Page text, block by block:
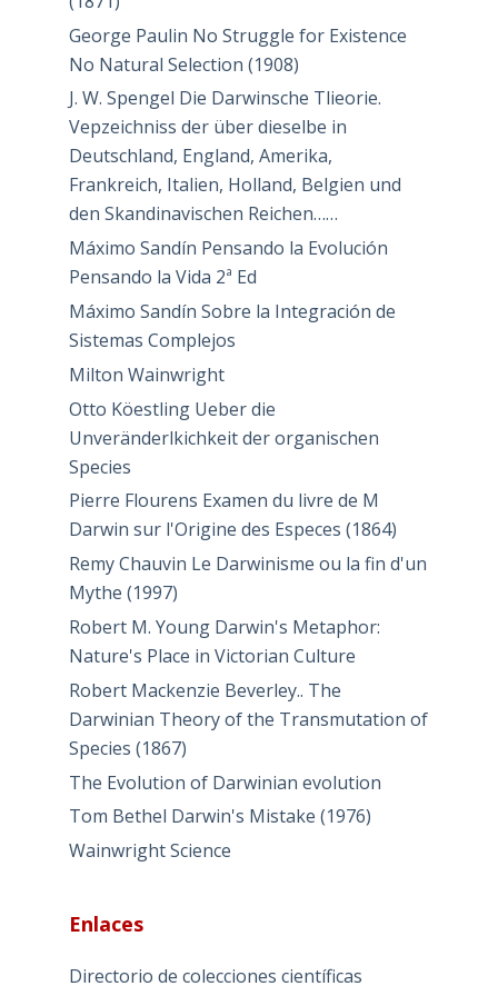
George Paulin No Struggle for Existence
No Natural Selection (1908)
J. W. Spengel Die Darwinsche Tlieorie.
Vepzeichniss der über dieselbe in
Deutschland, England, Amerika,
Frankreich, Italien, Holland, Belgien und
den Skandinavischen Reichen……
Máximo Sandín Pensando la Evolución
Pensando la Vida 2ª Ed
Máximo Sandín Sobre la Integración de
Sistemas Complejos
Milton Wainwright
Otto Köestling Ueber die
Unveränderlkichkeit der organischen
Species
Pierre Flourens Examen du livre de M
Darwin sur l'Origine des Especes (1864)
Remy Chauvin Le Darwinisme ou la fin d'un
Mythe (1997)
Robert M. Young Darwin's Metaphor:
Nature's Place in Victorian Culture
Robert Mackenzie Beverley.. The
Darwinian Theory of the Transmutation of
Species (1867)
The Evolution of Darwinian evolution
Tom Bethel Darwin's Mistake (1976)
Wainwright Science
Enlaces
Directorio de colecciones científicas